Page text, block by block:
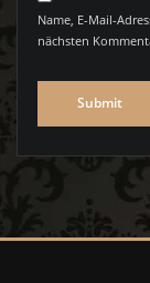
Name, E-Mail-
nächsten